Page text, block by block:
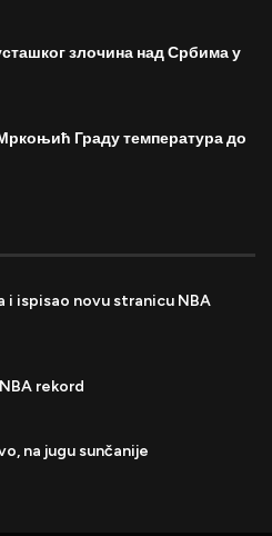
злочина над Србима у
Граду температура до
ispisao novu stranicu NBA
rekord
na jugu sunčanije